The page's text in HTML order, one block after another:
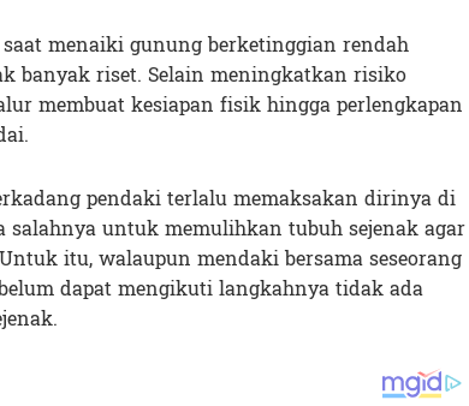
menaiki gunung berketinggian rendah
banyak riset. Selain meningkatkan risiko
membuat kesiapan fisik hingga perlengkapan
pendaki terlalu memaksakan dirinya di
untuk memulihkan tubuh sejenak agar
itu, walaupun mendaki bersama seseorang
dapat mengikuti langkahnya tidak ada